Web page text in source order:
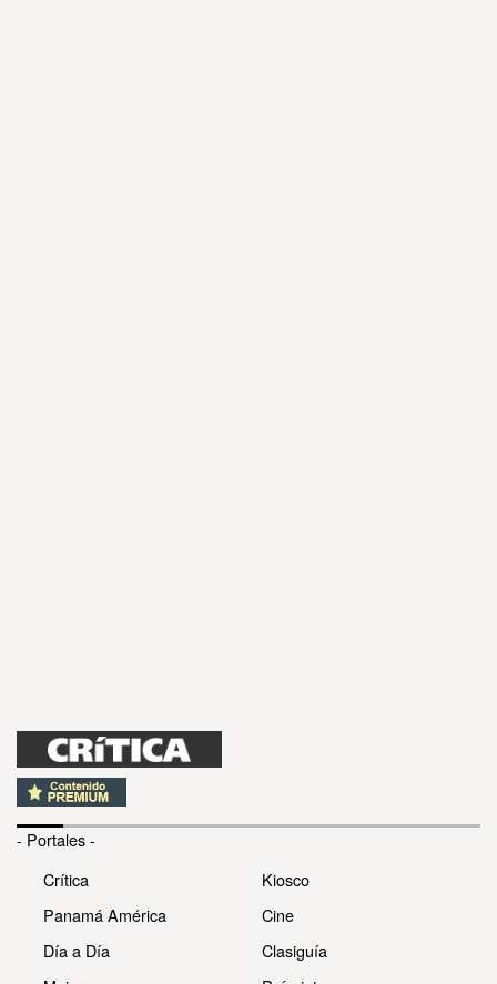
- Portales -
Crítica
Panamá América
Día a Día
Kiosco
Cine
Clasiguía